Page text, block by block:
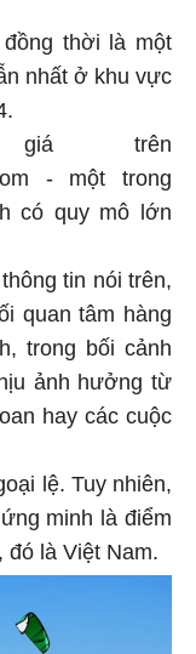
thời là một
nhất ở khu vực
trên
- một trong
có quy mô lớn
tin nói trên,
quan tâm hàng
trong bối cảnh
ảnh hưởng từ
hay các cuộc
lệ. Tuy nhiên,
minh là điểm
là Việt Nam.